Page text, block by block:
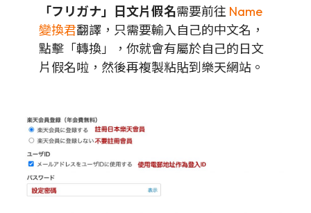
「フリガナ」日文片假名需要前往 Name
變換君翻譯，只需要輸入自己的中文名，
點擊「轉換」，你就會有屬於自己的日文
片假名啦，然後再複製粘貼到樂天網站。